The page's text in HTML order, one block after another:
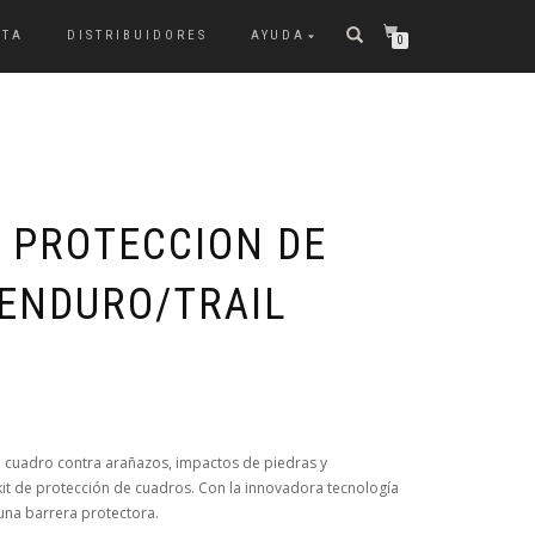
DISTRIBUIDORES AYUDA 0
DE
TRAIL
contra arañazos, impactos de piedras y
de protección de cuadros. Con la innovadora tecnología
barrera protectora.